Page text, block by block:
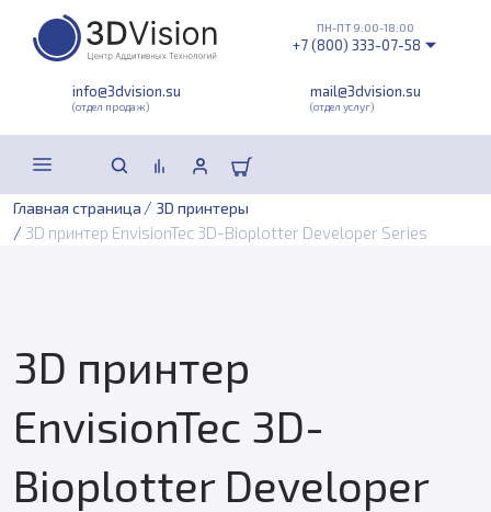
info@3dvision.su
(отдел продаж)
mail@3dvision.su
(отдел услуг)
ПН-ПТ 9:00-18:00
+7 (800) 333-07-58
Главная страница / 3D принтеры
/ 3D принтер EnvisionTec 3D-Bioplotter Developer Series
3D принтер
EnvisionTec 3D-
Bioplotter Developer